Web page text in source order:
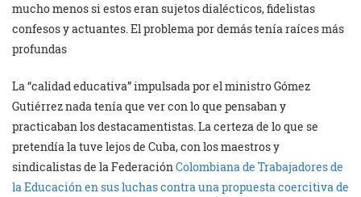
mucho menos si estos eran sujetos dialécticos, fidelistas
confesos y actuantes. El problema por demás tenía raíces más
profundas
La “calidad educativa” impulsada por el ministro Gómez
Gutiérrez nada tenía que ver con lo que pensaban y
practicaban los destacamentistas. La certeza de lo que se
pretendía la tuve lejos de Cuba, con los maestros y
sindicalistas de la FederaciónColombiana de Trabajadores de
la Educación en sus luchas contra una propuesta coercitiva de